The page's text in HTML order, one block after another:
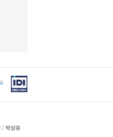
: 박상유